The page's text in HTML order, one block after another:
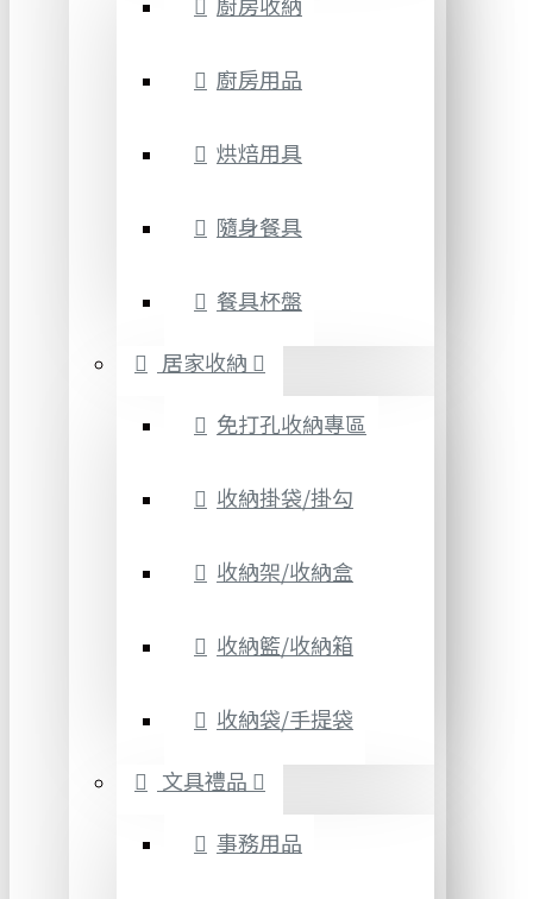
廚房用品
烘焙用具
隨身餐具
餐具杯盤
居家收納
免打孔收納專區
收納掛袋/掛勾
收納架/收納盒
收納籃/收納箱
收納袋/手提袋
文具禮品
事務用品